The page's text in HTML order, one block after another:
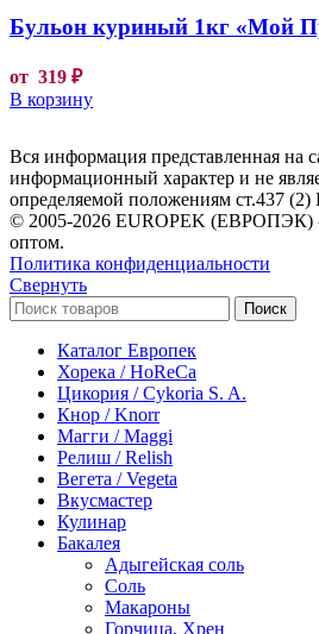
Бульон куриный 1кг «Мой
от 319 ₽
В корзину
Вся информация представленная на
информационный характер и не
определяемой положениям ст.437
© 2005-2026 EUROPEK (ЕВРОПЭК)
оптом.
Политика конфиденциальности
Свернуть
Поиск
Каталог Европек
Хорека / HoReCa
Цикория / Cykoria S. A.
Кнор / Knorr
Магги / Maggi
Релиш / Relish
Вегета / Vegeta
Вкусмастер
Кулинар
Бакалея
Адыгейская соль
Соль
Макароны
Горчица, Хрен